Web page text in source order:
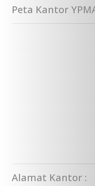
Peta Kantor
Alamat Kantor :